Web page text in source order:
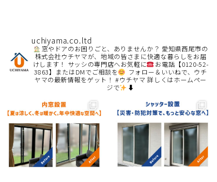
uchiyama.co.ltd
窓やドアのお困りごと、ありませんか？ 愛知県西尾市の
株式会社ウチヤマが、地域の皆さまに快適な暮らしをお届
けします！
サッシの専門店へお気軽に
お電話【0120-52-
3863】またはDMでご相談を
フォロー＆いいねで、ウチ
ヤマの最新情報をゲット！ #ウチヤマ詳しくはホームペー
ジで
⬇